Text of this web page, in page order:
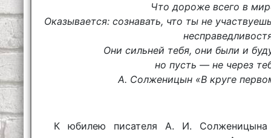
Что дороже всего в
Оказывается: сознавать, что ты не
Они сильней тебя, они были и
но пусть — не через
А. Солженицын «В круге
К юбилею писателя А. И.